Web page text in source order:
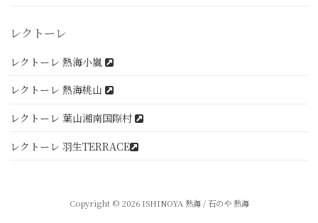
レクトーレ
レクトーレ 熱海小嵐
レクトーレ 熱海桃山
レクトーレ 葉山湘南国際村
レクトーレ 羽生TERRACE
Copyright © 2026 ISHINOYA 熱海 / 石のや 熱海